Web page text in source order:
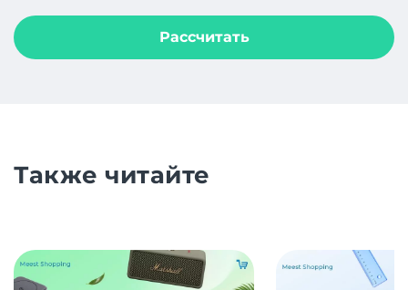
Рассчитать
Также читайте